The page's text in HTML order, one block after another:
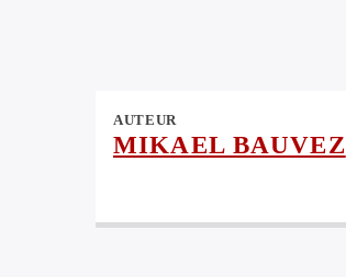
AUTEUR
MIKAEL BAUVEZ